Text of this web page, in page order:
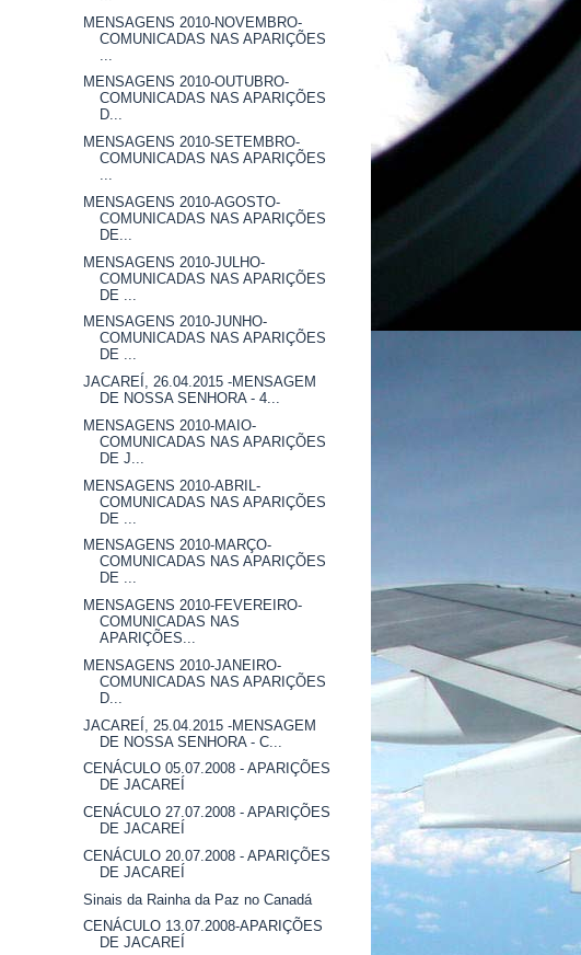
MENSAGENS 2010-NOVEMBRO-
COMUNICADAS NAS APARIÇÕES
MENSAGENS 2010-OUTUBRO-
COMUNICADAS NAS APARIÇÕES
D...
MENSAGENS 2010-SETEMBRO-
COMUNICADAS NAS APARIÇÕES
...
MENSAGENS 2010-AGOSTO-
COMUNICADAS NAS APARIÇÕES
DE...
MENSAGENS 2010-JULHO-
COMUNICADAS NAS APARIÇÕES
DE ...
MENSAGENS 2010-JUNHO-
COMUNICADAS NAS APARIÇÕES
DE ...
JACAREÍ, 26.04.2015 -MENSAGEM
DE NOSSA SENHORA - 4...
MENSAGENS 2010-MAIO-
COMUNICADAS NAS APARIÇÕES
DE J...
MENSAGENS 2010-ABRIL-
COMUNICADAS NAS APARIÇÕES
DE ...
MENSAGENS 2010-MARÇO-
COMUNICADAS NAS APARIÇÕES
DE ...
MENSAGENS 2010-FEVEREIRO-
COMUNICADAS NAS
APARIÇÕES...
MENSAGENS 2010-JANEIRO-
COMUNICADAS NAS APARIÇÕES
D...
JACAREÍ, 25.04.2015 -MENSAGEM
DE NOSSA SENHORA - C...
CENÁCULO 05.07.2008 - APARIÇÕES
DE JACAREÍ
CENÁCULO 27.07.2008 - APARIÇÕES
DE JACAREÍ
CENÁCULO 20.07.2008 - APARIÇÕES
DE JACAREÍ
Sinais da Rainha da Paz no Canadá
CENÁCULO 13.07.2008-APARIÇÕES
DE JACAREÍ